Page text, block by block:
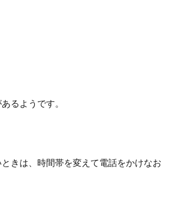
るようです。
きは、時間帯を変えて電話をかけなお